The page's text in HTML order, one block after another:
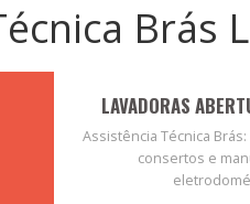
Brás
LAVADORAS
Assistência Técnica
consertos e